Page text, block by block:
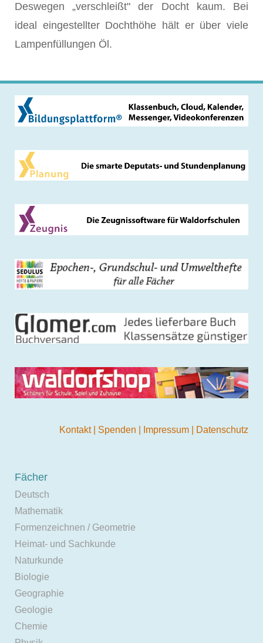
Deswegen „verschleißt" der Docht kaum. Bei
ideal eingestellter Dochthöhe hält er über viele
Lampenfüllungen Öl.
Kontakt Spenden Impressum Datenschutz
Fächer
Deutsch
Mathematik
Formenzeichnen / Geometrie
Heimat- und Sachkunde
Naturkunde
Biologie
Geographie
Geologie
Chemie